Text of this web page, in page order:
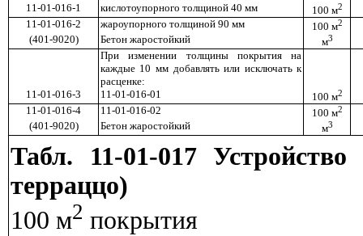
11-01-016-1
кислотоупорного толщиной 40 мм 100 м2
11-01-016-2 жароупорного толщиной 90 мм 100 м2
(401-9020) Бетон жаростойкий м3
При изменении толщины покрытия на
каждые 10 мм добавлять или исключать к
расценке:
11-01-016-3
11-01-016-01 100 м2
11-01-016-4 11-01-016-02 100 м2
(401-9020) Бетон жаростойкий м3
Табл. 11-01-017
терраццо)
100 м2 покрытия